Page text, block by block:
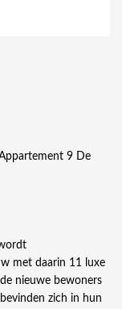
9 De
met daarin 11 luxe
nieuwe bewoners
zich in hun